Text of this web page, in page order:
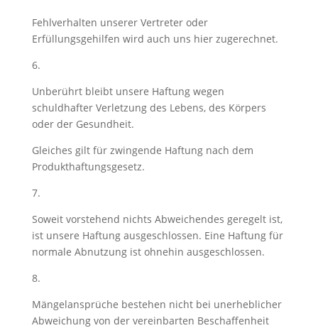
Fehlverhalten unserer Vertreter oder
Erfüllungsgehilfen wird auch uns hier zugerechnet.
6.
Unberührt bleibt unsere Haftung wegen
schuldhafter Verletzung des Lebens, des Körpers
oder der Gesundheit.
Gleiches gilt für zwingende Haftung nach dem
Produkthaftungsgesetz.
7.
Soweit vorstehend nichts Abweichendes geregelt ist,
ist unsere Haftung ausgeschlossen. Eine Haftung für
normale Abnutzung ist ohnehin ausgeschlossen.
8.
Mängelansprüche bestehen nicht bei unerheblicher
Abweichung von der vereinbarten Beschaffenheit